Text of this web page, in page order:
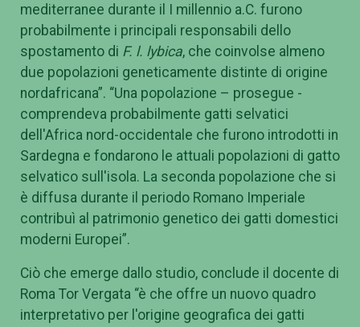
mediterranee durante il I millennio a.C. furono
probabilmente i principali responsabili dello
spostamento di F. l. lybica, che coinvolse almeno
due popolazioni geneticamente distinte di origine
nordafricana”. “Una popolazione – prosegue -
comprendeva probabilmente gatti selvatici
dell'Africa nord-occidentale che furono introdotti in
Sardegna e fondarono le attuali popolazioni di gatto
selvatico sull'isola. La seconda popolazione che si
è diffusa durante il periodo Romano Imperiale
contribuì al patrimonio genetico dei gatti domestici
moderni Europei”.
Ciò che emerge dallo studio, conclude il docente di
Roma Tor Vergata “è che offre un nuovo quadro
interpretativo per l'origine geografica dei gatti